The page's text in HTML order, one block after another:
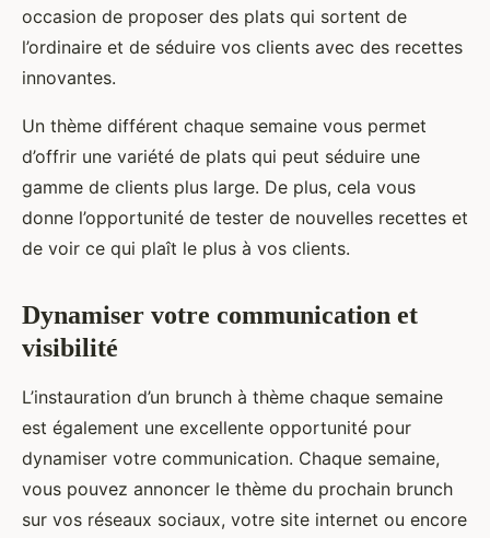
occasion de proposer des plats qui sortent de
l’ordinaire et de séduire vos clients avec des recettes
innovantes.
Un thème différent chaque semaine vous permet
d’offrir une variété de plats qui peut séduire une
gamme de clients plus large. De plus, cela vous
donne l’opportunité de tester de nouvelles recettes et
de voir ce qui plaît le plus à vos clients.
Dynamiser votre communication et
visibilité
L’instauration d’un brunch à thème chaque semaine
est également une excellente opportunité pour
dynamiser votre communication. Chaque semaine,
vous pouvez annoncer le thème du prochain brunch
sur vos réseaux sociaux, votre site internet ou encore